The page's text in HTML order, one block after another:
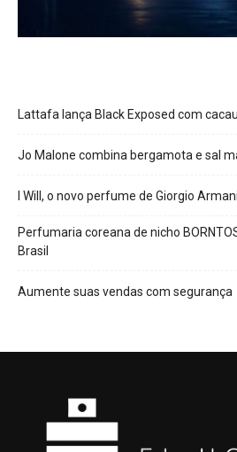
Lattafa lança Black Exposed com
Jo Malone combina bergamota e sal
I Will, o novo perfume de Giorgio Armani
Perfumaria coreana de nicho
Brasil
Aumente suas vendas com segurança